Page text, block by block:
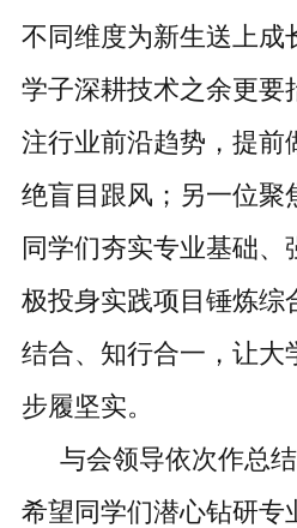
不同维度为新生送上成
学子深耕技术之余更要
注行业前沿趋势，提前
绝盲目跟风；另一位聚
同学们夯实专业基础、
极投身实践项目锤炼综
结合、知行合一，让大
步履坚实。
与会领导依次作总
希望同学们潜心钻研专